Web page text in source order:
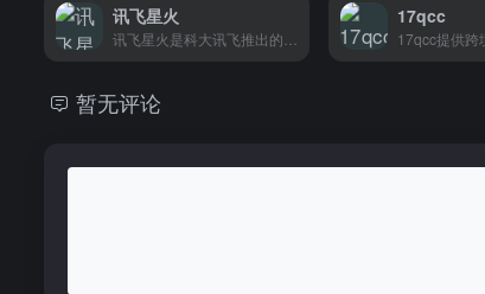
讯飞星火 17qcc
暂无评论